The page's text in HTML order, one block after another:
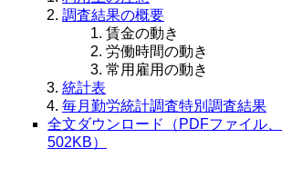
調査結果の概要
賃金の動き
労働時間の動き
常用雇用の動き
統計表
毎月勤労統計調査特別調査結果
全文ダウンロード（PDFファイル、
502KB）